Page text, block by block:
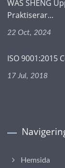
WAS SHENG
Praktiserar...
22 Oct, 2024
ISO 9001:2015
17 Jul, 2018
Hemsida